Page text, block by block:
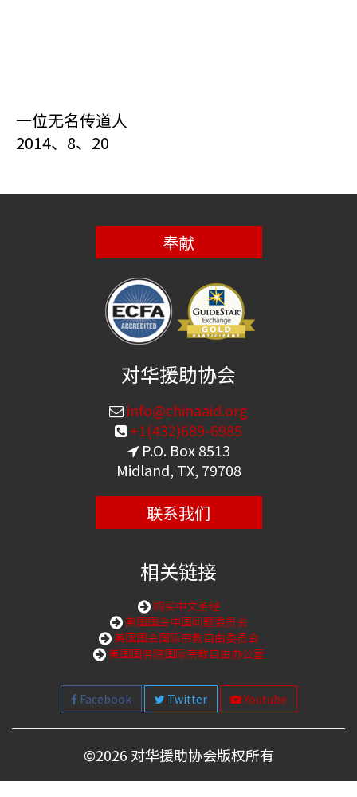
一位无名传道人
2014、8、20
奉献
对华援助协会
info@chinaaid.org
+1(432)689-6985
P.O. Box 8513
Midland, TX, 79708
联系我们
相关链接
购买中文圣经
美国国会中国问题委员会
美国国会国际宗教自由委员会
美国国务院国际宗教自由办公室
Facebook Twitter Youtube
©2026 对华援助协会版权所有